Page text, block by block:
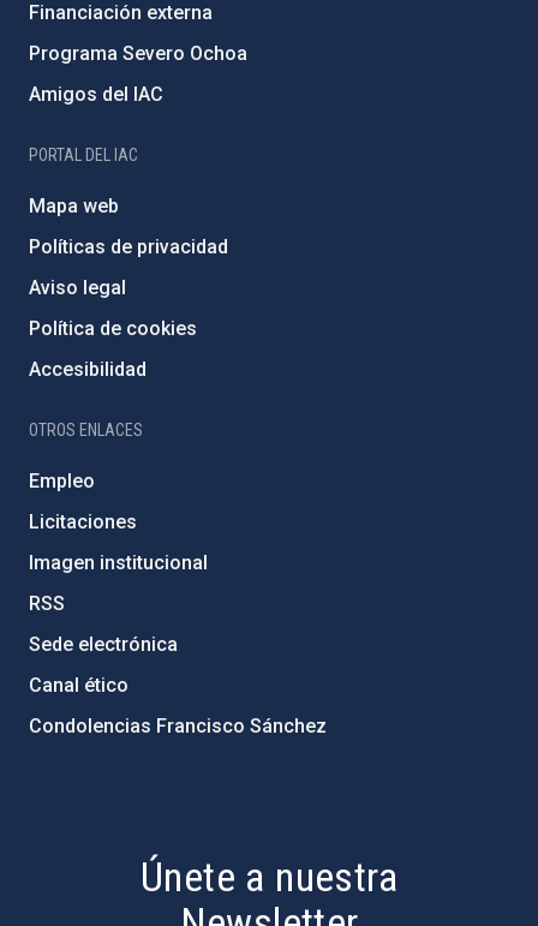
Financiación externa
Programa Severo Ochoa
Amigos del IAC
PORTAL DEL IAC
Mapa web
Políticas de privacidad
Aviso legal
Política de cookies
Accesibilidad
OTROS ENLACES
Empleo
Licitaciones
Imagen institucional
RSS
Sede electrónica
Canal ético
Condolencias Francisco Sánchez
Únete a nuestra